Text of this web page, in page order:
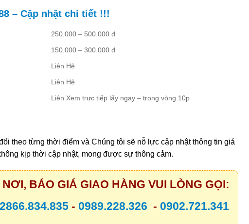
– Cập nhật chi tiết !!!
250.000 – 500.000 đ
150.000 – 300.000 đ
Liên Hệ
Liên Hệ
Liên Xem trực tiếp lấy ngay – trong vòng 10p
theo từng thời điểm và Chúng tôi sẽ nỗ lực cập nhật thông tin giá
kịp thời cập nhật, mong được sự thông cảm.
BÁO GIÁ GIAO HÀNG VUI LÒNG GỌI:
- 0989.228.326 - 0902.721.341